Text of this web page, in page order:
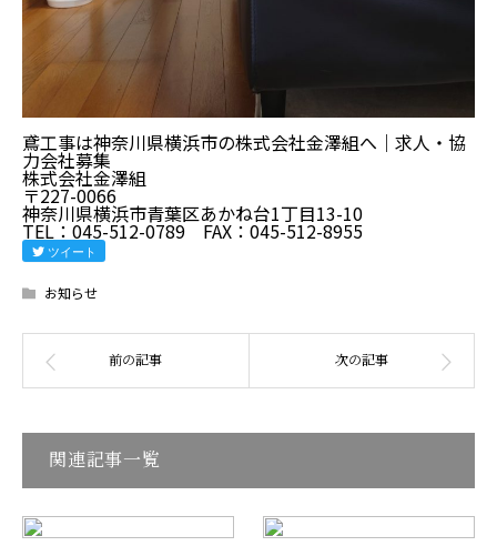
鳶工事は神奈川県横浜市の株式会社金澤組へ｜求人・協
力会社募集
株式会社金澤組
〒227-0066
神奈川県横浜市青葉区あかね台1丁目13-10
TEL：045-512-0789 FAX：045-512-8955
ツイート
お知らせ
関連記事一覧